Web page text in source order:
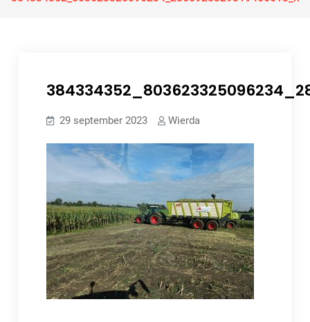
29 september 2023 Wierda